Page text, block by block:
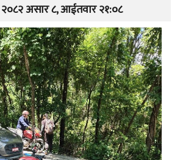
२०८२ असार ८, आईतवार २१:०८